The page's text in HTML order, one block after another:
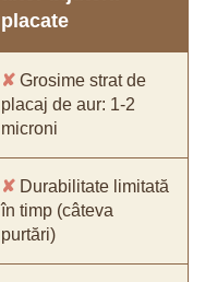
placate
✘ Grosime strat de
placaj de aur: 1-2
microni
✘ Durabilitate limitată
în timp (câteva
purtări)